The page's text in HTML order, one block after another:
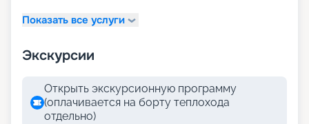
Показать все услуги
Экскурсии
Открыть экскурсионную программу
(оплачивается на борту теплохода
отдельно)